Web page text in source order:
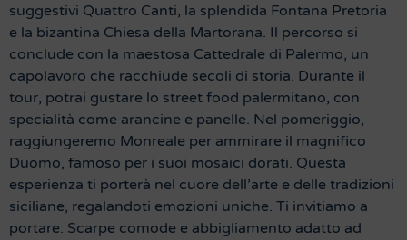
suggestivi Quattro Canti, la splendida Fontana Pretoria
e la bizantina Chiesa della Martorana. Il percorso si
conclude con la maestosa Cattedrale di Palermo, un
capolavoro che racchiude secoli di storia. Durante il
tour, potrai gustare lo street food palermitano, con
specialità come arancine e panelle. Nel pomeriggio,
raggiungeremo Monreale per ammirare il magnifico
Duomo, famoso per i suoi mosaici dorati. Questa
esperienza ti porterà nel cuore dell’arte e delle tradizioni
siciliane, regalandoti emozioni uniche. Ti invitiamo a
portare: Scarpe comode e abbigliamento adatto ad